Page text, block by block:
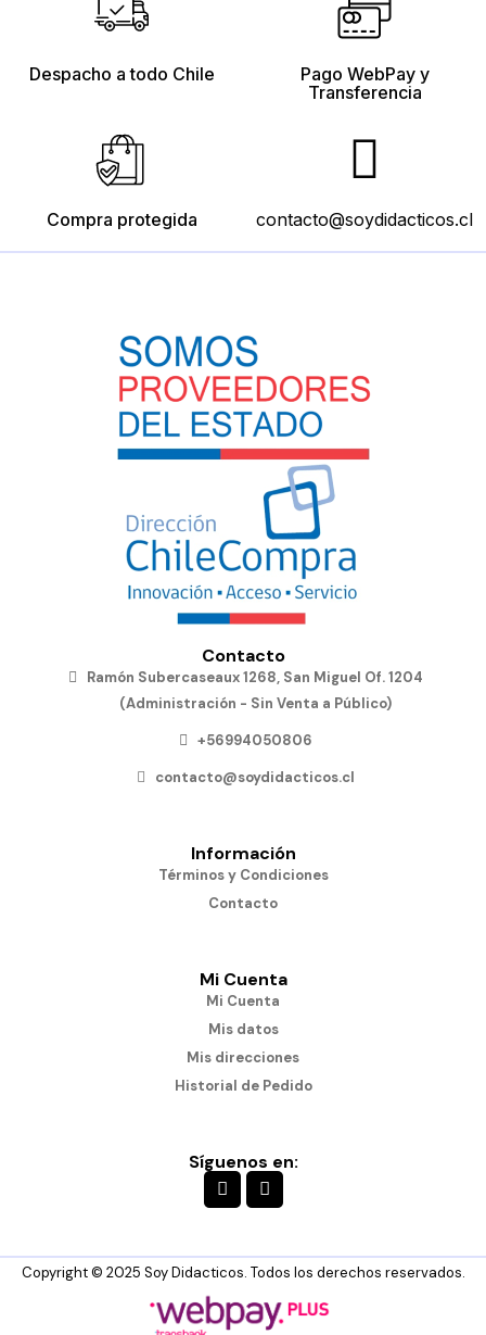
Despacho a todo Chile
Pago WebPay y
Transferencia
Compra protegida contacto@soydidacticos.cl
Contacto
Ramón Subercaseaux 1268, San Miguel Of. 1204
(Administración - Sin Venta a Público)
+56994050806
contacto@soydidacticos.cl
Información
Términos y Condiciones
Contacto
Mi Cuenta
Mi Cuenta
Mis datos
Mis direcciones
Historial de Pedido
Síguenos en:
Copyright © 2025 Soy Didacticos. Todos los derechos reservados.